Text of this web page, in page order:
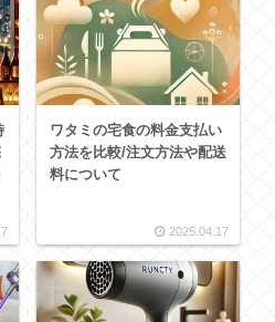
ワタミの宅食の料金支払い
方法を比較/注文方法や配送
料について
2025.04.17